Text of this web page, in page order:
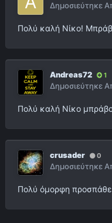
Δημοσιεύτηκε
Πολύ καλή Νίκο!
Andreas72 1
Δημοσιεύτηκε
Πολύ καλή Νίκο
crusader 0
Δημοσιεύτηκε
Πολύ όμορφη